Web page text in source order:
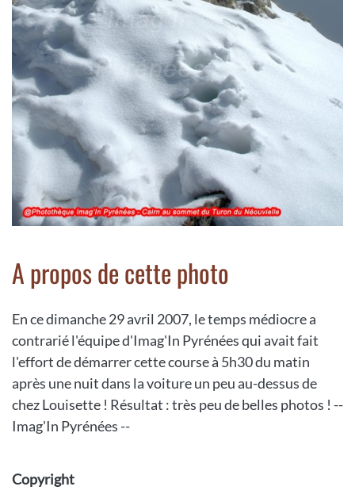
A propos de cette photo
En ce dimanche 29 avril 2007, le temps médiocre a
contrarié l'équipe d'Imag'In Pyrénées qui avait fait
l'effort de démarrer cette course à 5h30 du matin
après une nuit dans la voiture un peu au-dessus de
chez Louisette ! Résultat : très peu de belles photos ! --
Imag'In Pyrénées --
Copyright